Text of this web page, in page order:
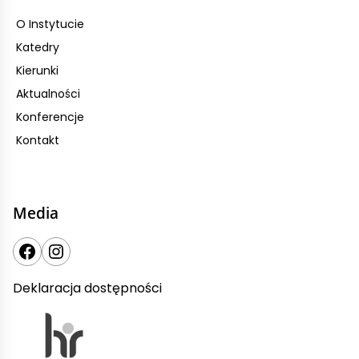
O Instytucie
Katedry
Kierunki
Aktualności
Konferencje
Kontakt
Media
Deklaracja dostępności